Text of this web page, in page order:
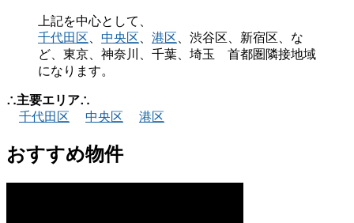
上記を中心として、
千代田区
中央区 港区 、渋谷区、新宿区、な
ど、東京、神奈川、千葉、埼玉 首都圏隣接地域
になります。
∴主要エリア∴
千代田区
中央区 港区
おすすめ物件